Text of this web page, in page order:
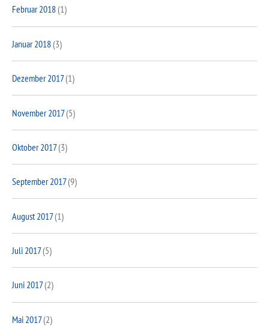
Februar 2018(1)
Januar 2018(3)
Dezember 2017(1)
November 2017(5)
Oktober 2017(3)
September 2017(9)
August 2017(1)
Juli 2017(5)
Juni 2017(2)
Mai 2017(2)